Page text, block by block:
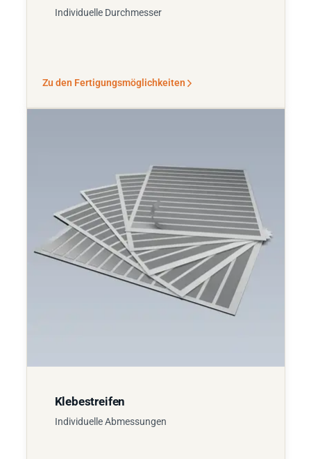
Individuelle Durchmesser
Zu den Fertigungsmöglichkeiten
Klebestreifen
Individuelle Abmessungen